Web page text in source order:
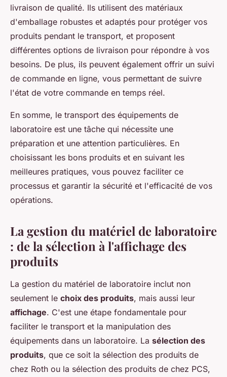
livraison de qualité. Ils utilisent des matériaux
d'emballage robustes et adaptés pour protéger vos
produits pendant le transport, et proposent
différentes options de livraison pour répondre à vos
besoins. De plus, ils peuvent également offrir un suivi
de commande en ligne, vous permettant de suivre
l'état de votre commande en temps réel.
En somme, le transport des équipements de
laboratoire est une tâche qui nécessite une
préparation et une attention particulières. En
choisissant les bons produits et en suivant les
meilleures pratiques, vous pouvez faciliter ce
processus et garantir la sécurité et l'efficacité de vos
opérations.
La gestion du matériel de laboratoire
: de la sélection à l'affichage des
produits
La gestion du matériel de laboratoire inclut non
seulement le choix des produits, mais aussi leur
affichage. C'est une étape fondamentale pour
faciliter le transport et la manipulation des
équipements dans un laboratoire. La sélection des
produits, que ce soit la sélection des produits de
chez Roth ou la sélection des produits de chez PCS,